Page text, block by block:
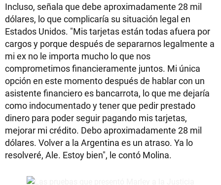
Incluso, señala que debe aproximadamente 28 mil
dólares, lo que complicaría su situación legal en
Estados Unidos. "Mis tarjetas están todas afuera por
cargos y porque después de separarnos legalmente a
mi ex no le importa mucho lo que nos
comprometimos financieramente juntos. Mi única
opción en este momento después de hablar con un
asistente financiero es bancarrota, lo que me dejaría
como indocumentado y tener que pedir prestado
dinero para poder seguir pagando mis tarjetas,
mejorar mi crédito. Debo aproximadamente 28 mil
dólares. Volver a la Argentina es un atraso. Ya lo
resolveré, Ale. Estoy bien", le contó Molina.